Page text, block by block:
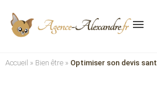
menu
Accueil » Bien être» Optimiser son devis